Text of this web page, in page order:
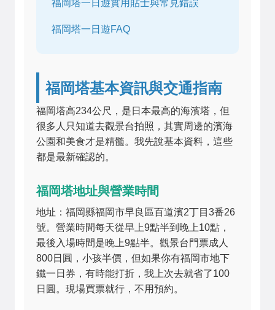
福岡塔一日遊實用貼士與常見錯誤
福岡塔一日遊FAQ
福岡塔基本資訊與交通指南
福岡塔高234公尺，是日本最高的海濱塔，但
很多人只知道去觀景台拍照，其實周邊的濱海
公園和美食才是精髓。我先說基本資料，這些
都是最新確認的。
福岡塔地址與營業時間
地址：福岡縣福岡市早良區百道濱2丁目3番26
號。營業時間每天從早上9點半到晚上10點，
最後入場時間是晚上9點半。觀景台門票成人
800日圓，小孩半價，但如果你有福岡市地下
鐵一日券，有時能打折，我上次去就省了100
日圓。現場買票就行，不用預約。